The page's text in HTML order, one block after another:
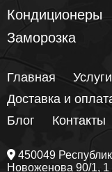
Кондиционеры
Заморозка
Главная Услуги
Доставка и
Блог
Контакты
450049
Новоженова 90/1,